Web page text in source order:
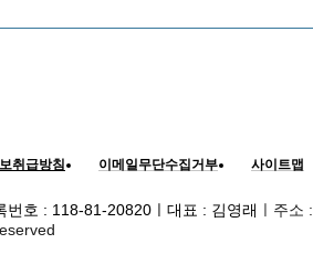
취급방침 이메일무단수집거부 사이트맵
번호 : 118-81-20820ㅣ대표 : 김영래 ㅣ주소 :